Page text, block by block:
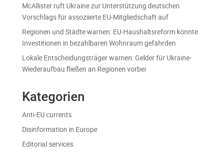
McAllister ruft Ukraine zur Unterstützung deutschen
Vorschlags für assoziierte EU-Mitgliedschaft auf
Regionen und Städte warnen: EU-Haushaltsreform könnte
Investitionen in bezahlbaren Wohnraum gefährden
Lokale Entscheidungsträger warnen: Gelder für Ukraine-
Wiederaufbau fließen an Regionen vorbei
Kategorien
Anti-EU currents
Disinformation in Europe
Editorial services